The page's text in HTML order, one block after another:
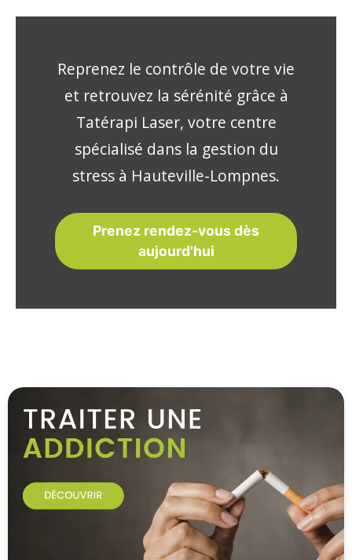
Reprenez le contrôle de votre vie
et retrouvez la sérénité grâce à
Tatérapi Laser, votre centre
spécialisé dans la gestion du
stress à Hauteville-Lompnes.
Prenez rendez-vous dès
aujourd'hui